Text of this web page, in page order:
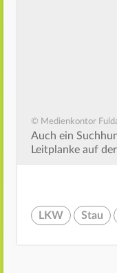
© Medienkontor
Auch ein
Leitplanke auf
LKW Stau